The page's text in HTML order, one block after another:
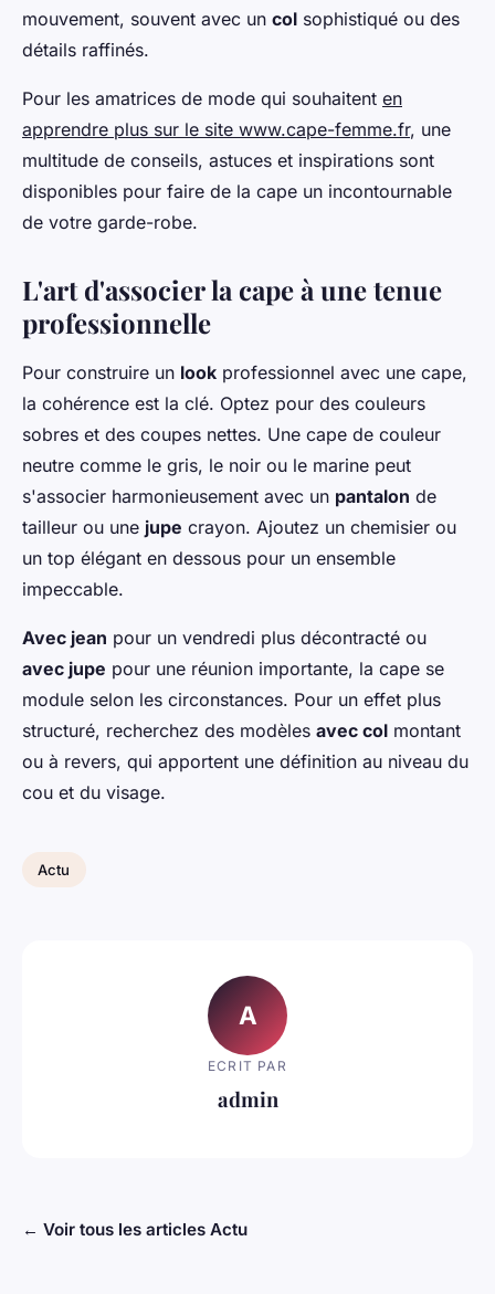
mouvement, souvent avec un col sophistiqué ou des
détails raffinés.
Pour les amatrices de mode qui souhaitent en
apprendre plus sur le site www.cape-femme.fr, une
multitude de conseils, astuces et inspirations sont
disponibles pour faire de la cape un incontournable
de votre garde-robe.
L'art d'associer la cape à une tenue
professionnelle
Pour construire un look professionnel avec une cape,
la cohérence est la clé. Optez pour des couleurs
sobres et des coupes nettes. Une cape de couleur
neutre comme le gris, le noir ou le marine peut
s'associer harmonieusement avec un pantalon de
tailleur ou une jupe crayon. Ajoutez un chemisier ou
un top élégant en dessous pour un ensemble
impeccable.
Avec jean pour un vendredi plus décontracté ou
avec jupe pour une réunion importante, la cape se
module selon les circonstances. Pour un effet plus
structuré, recherchez des modèles avec col montant
ou à revers, qui apportent une définition au niveau du
cou et du visage.
Actu
A
ECRIT PAR
admin
← Voir tous les articles Actu